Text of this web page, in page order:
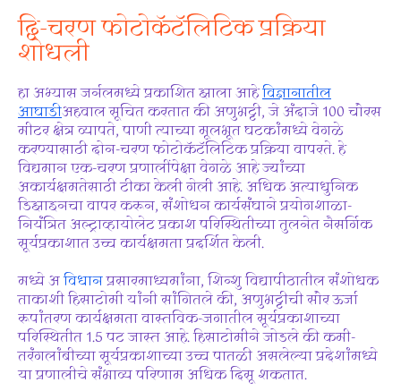
द्वि-चरण फोटोकॅटॅलिटिक प्रक्रिया
शोधली
हा अभ्यास जर्नलमध्ये प्रकाशित झाला आहेविज्ञानातील
आघाडीअहवाल सूचित करतात की अणुभट्टी, जे अंदाजे 100 चौरस
मीटर क्षेत्र व्यापते, पाणी त्याच्या मूलभूत घटकांमध्ये वेगळे
करण्यासाठी दोन-चरण फोटोकॅटॅलिटिक प्रक्रिया वापरते. हे
विद्यमान एक-चरण प्रणालींपेक्षा वेगळे आहे ज्यांच्या
अकार्यक्षमतेसाठी टीका केली गेली आहे. अधिक अत्याधुनिक
डिझाइनचा वापर करून, संशोधन कार्यसंघाने प्रयोगशाळा-
नियंत्रित अल्ट्राव्हायोलेट प्रकाश परिस्थितीच्या तुलनेत नैसर्गिक
सूर्यप्रकाशात उच्च कार्यक्षमता प्रदर्शित केली.
मध्ये अविधानप्रसारमाध्यमांना, शिन्शु विद्यापीठातील संशोधक
ताकाशी हिसाटोमी यांनी सांगितले की, अणुभट्टीची सौर ऊर्जा
रूपांतरण कार्यक्षमता वास्तविक-जगातील सूर्यप्रकाशाच्या
परिस्थितीत 1.5 पट जास्त आहे. हिसाटोमीने जोडले की कमी-
तरंगलांबीच्या सूर्यप्रकाशाच्या उच्च पातळी असलेल्या प्रदेशांमध्ये
या प्रणालीचे संभाव्य परिणाम अधिक दिसू शकतात.